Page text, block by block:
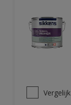
Vergelijk